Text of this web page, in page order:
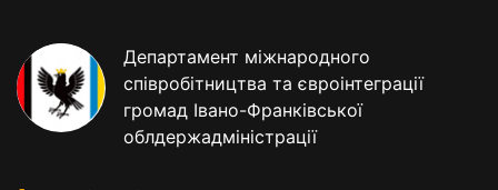
Департамент міжнародного
співробітництва та євроінтеграції
громад Івано-Франківської
облдержадміністрації